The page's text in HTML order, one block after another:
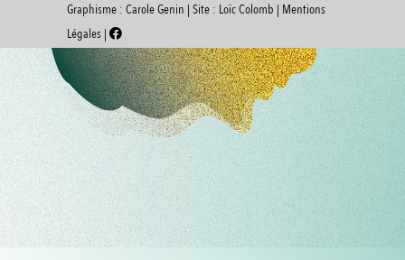
Graphisme : Carole Genin | Site : Loïc Colomb | Mentions
Légales |